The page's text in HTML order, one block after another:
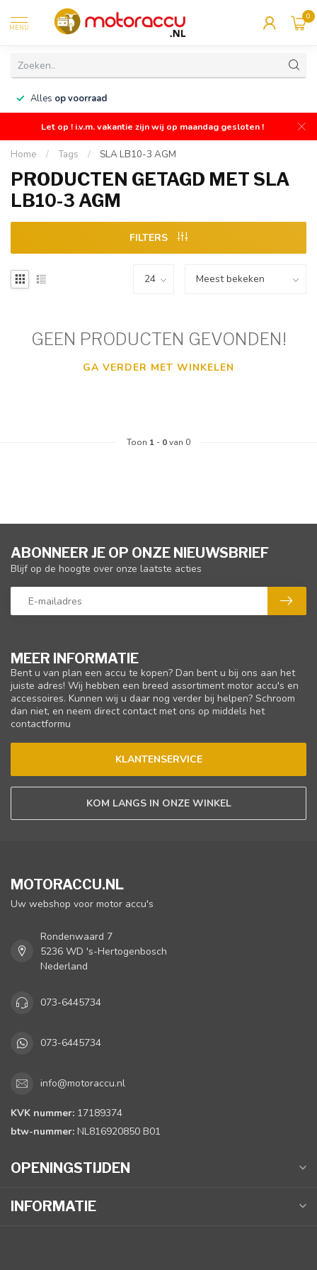
MENU
0
Alles op voorraad
Let op ! i.v.m. vakantie zijn wij op maandag gesloten !
Home / Tags / SLA LB10-3 AGM
PRODUCTEN GETAGD MET SLA
LB10-3 AGM
FILTERS
GEEN PRODUCTEN GEVONDEN!
GA VERDER MET WINKELEN
Toon 1 - 0van 0
MEER INFORMATIE
Bent u van plan een accu te kopen? Dan bent u bij ons aan het
juiste adres! Wij hebben een breed assortiment motor accu's en
accessoires. Kunnen wij u daar nog verder bij helpen? Schroom
dan niet, en neem direct contact met ons op middels het
contactformu
KLANTENSERVICE
KOM LANGS IN ONZE WINKEL
ABONNEER JE OP ONZE NIEUWSBRIEF
Blijf op de hoogte over onze laatste acties
MOTORACCU.NL
Uw webshop voor motor accu's
Rondenwaard 7
5236 WD 's-Hertogenbosch
Nederland
073-6445734
073-6445734
info@motoraccu.nl
KVK nummer: 17189374
btw-nummer: NL816920850 B01
OPENINGSTIJDEN
INFORMATIE